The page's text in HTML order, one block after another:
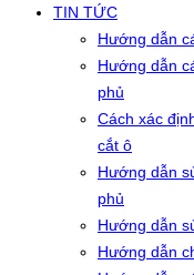
TIN TỨC
Hướng dẫn
Hướng dẫn
phủ
Cách xác
cắt ô
Hướng dẫn
phủ
Hướng dẫn
Hướng dẫn